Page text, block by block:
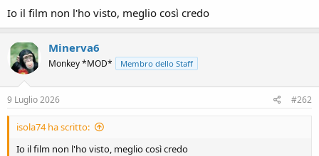
i
s
c
u
s
n
e
z
i
o
Io il film non l'ho visto, meglio così credo
Minerva6
Monkey *MOD* Membro dello Staff
9 Luglio 2026 #262
isola74 ha scritto:
Io il film non l'ho visto, meglio così credo